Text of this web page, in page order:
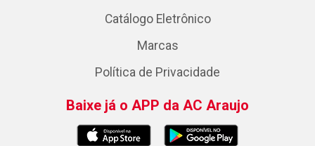
Catálogo Eletrônico
Marcas
Política de Privacidade
Baixe já o APP da AC Araujo